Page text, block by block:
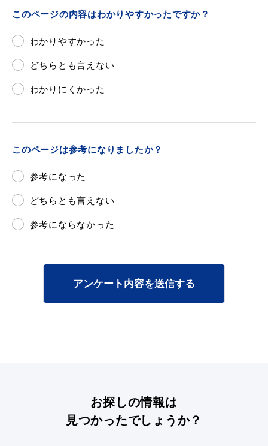
このページの内容はわかりやすかったですか？
わかりやすかった
どちらとも言えない
わかりにくかった
このページは参考になりましたか？
参考になった
どちらとも言えない
参考にならなかった
アンケート内容を送信する
お探しの情報は
見つかったでしょうか？